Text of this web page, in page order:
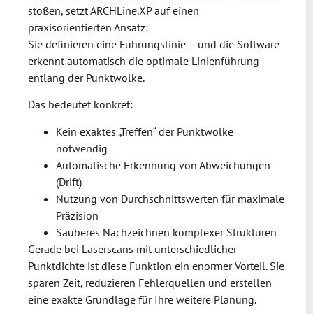
stoßen, setzt ARCHLine.XP auf einen
praxisorientierten Ansatz:
Sie definieren eine Führungslinie – und die Software
erkennt automatisch die optimale Linienführung
entlang der Punktwolke.
Das bedeutet konkret:
Kein exaktes „Treffen“ der Punktwolke
notwendig
Automatische Erkennung von Abweichungen
(Drift)
Nutzung von Durchschnittswerten für maximale
Präzision
Sauberes Nachzeichnen komplexer Strukturen
Gerade bei Laserscans mit unterschiedlicher
Punktdichte ist diese Funktion ein enormer Vorteil. Sie
sparen Zeit, reduzieren Fehlerquellen und erstellen
eine exakte Grundlage für Ihre weitere Planung.